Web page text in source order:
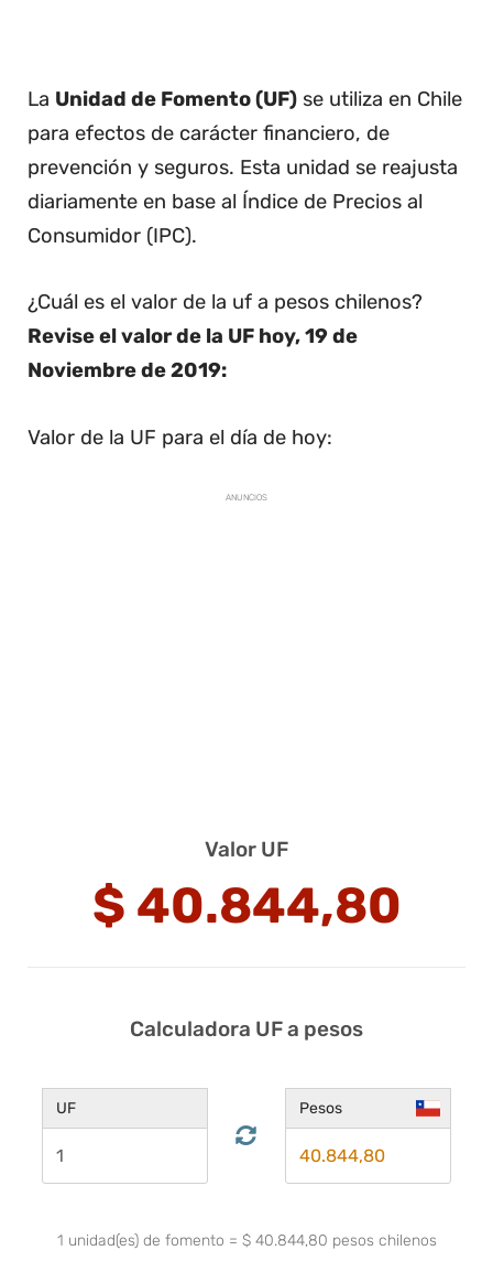
La Unidad de Fomento (UF) se utiliza en Chile
para efectos de carácter financiero, de
prevención y seguros. Esta unidad se reajusta
diariamente en base al Índice de Precios al
Consumidor (IPC).
¿Cuál es el valor de la uf a pesos chilenos?
Revise el valor de la UF hoy, 19 de
Noviembre de 2019:
Valor de la UF para el día de hoy:
ANUNCIOS
Valor UF
$ 40.844,80
Calculadora UF a pesos
UF Pesos
1 unidad(es) de fomento = $ 40.844,80 pesos chilenos